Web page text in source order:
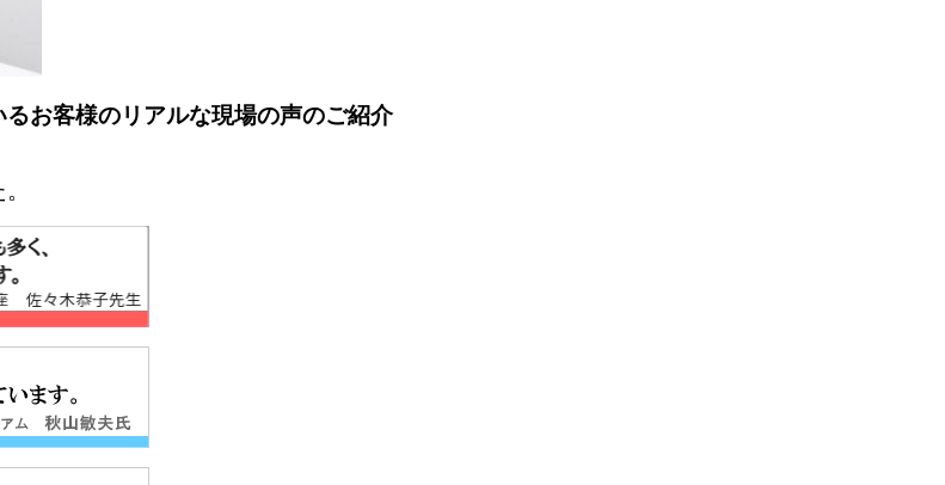
お客様のリアルな現場の声のご紹介